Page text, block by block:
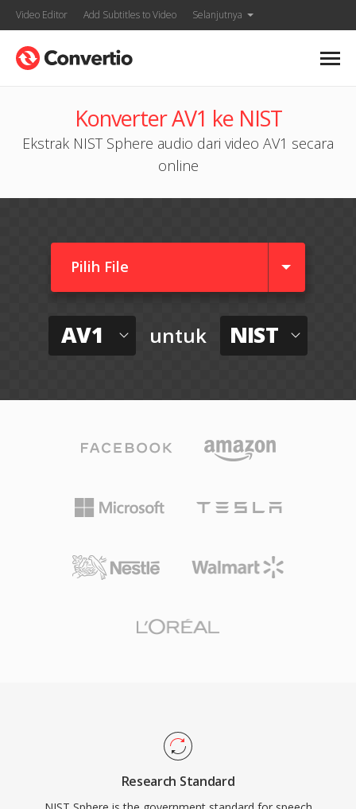
Video Editor Add Subtitles to Video Selanjutnya
Konverter AV1 ke NIST
Ekstrak NIST Sphere audio dari video AV1 secara
online
Pilih File
AV1 untuk NIST
Research Standard